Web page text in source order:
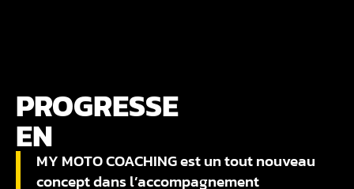
PROGRESSE
EN
MY MOTO COACHING est un tout nouveau
concept dans l’accompagnement